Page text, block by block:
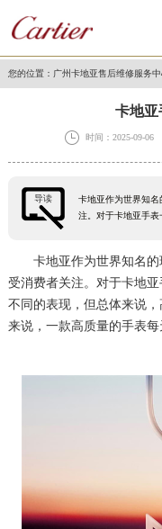
您的位置： 广州卡地亚售后维修服务
卡地亚
 时间：2025-09-06
导读
卡地亚作为世界知
注。对于卡地亚手
卡地亚作为世界知名的
受消费者关注。对于卡地
不同的表现，但总体来说
来说，一款高质量的手表每